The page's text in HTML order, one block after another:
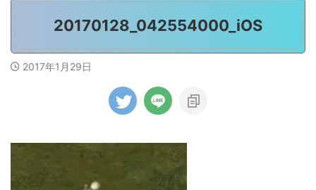
20170128_042554000_iOS
2017年1月29日